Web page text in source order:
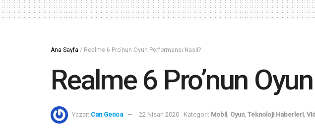
Ana Sayfa / Realme 6 Pro’nun Oyun Performansı Nasıl?
Realme 6 Pro’nun
Yazar: Can Genca 22 Nisan 2020 Kategori: Mobil , Oyun, Teknoloji Haberleri,